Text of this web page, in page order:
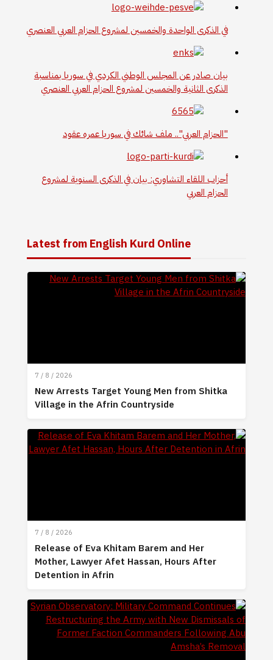
في الذكرى الواحدة والخمسين لمشروع الحزام العربي العنصري
بيان صادر عن المجلس الوطني الكردي في سوريا بمناسبة
الذكرى الثانية والخمسين لمشروع الحزام العربي العنصري
"الحزام العربي".. ملف شائك في سوريا عمره عقود
أحزاب اللقاء التشاوري: بيان في الذكرى السنوية لمشروع
الحزام العربي
Latest from English Kurd Online
7 / 8 / 2026
New Arrests Target Young Men from Shitka
Village in the Afrin Countryside
7 / 8 / 2026
Release of Eva Khitam Barem and Her
Mother, Lawyer Afet Hassan, Hours After
Detention in Afrin